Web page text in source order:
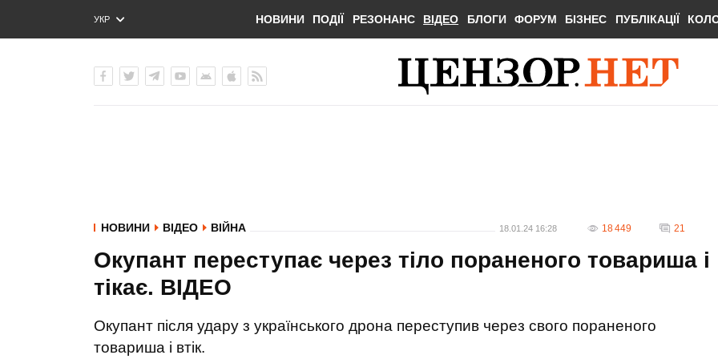
УКР
ENG
НОВИНИ ПОДІЇ РЕЗОНАНС ВІДЕО БЛОГИ ФОРУМ БІЗНЕС ПУБЛІКАЦІЇ
НОВИНИ ВІДЕО ВІЙНА 18.01.24 16:28 18 449 21
Окупант переступає через тіло пораненого товариша і
тікає. ВIДЕО
Окупант після удару з українського дрона переступив через свого пораненого
товариша і втік.